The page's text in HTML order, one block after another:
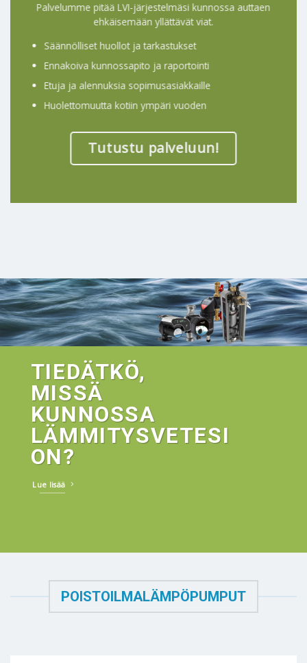
Palvelumme pitää LVI-järjestelmäsi kunnossa auttaen
ehkäisemään yllättävät viat.
Säännölliset huollot ja tarkastukset
Ennakoiva kunnossapito ja raportointi
Etuja ja alennuksia sopimusasiakkaille
Huolettomuutta kotiin ympäri vuoden
Tutustu palveluun!
TIEDÄTKÖ,
MISSÄ
KUNNOSSA
LÄMMITYSVETESI
ON?
Lue lisää
POISTOILMALÄMPÖPUMPUT